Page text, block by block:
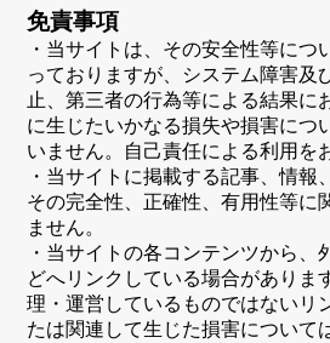
免責事項
・当サイトは、その安全性等につ
っておりますが、システム障害及
止、第三者の行為等による結果に
に生じたいかなる損失や損害につ
いません。自己責任による利用を
・当サイトに掲載する記事、情報
その完全性、正確性、有用性等に
ません。
・当サイトの各コンテンツから、
どへリンクしている場合がありま
理・運営しているものではないリ
たは関連して生じた損害について